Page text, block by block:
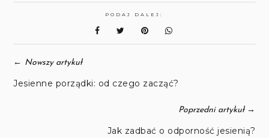
PODAJ DALEJ:
← Nowszy artykuł
Jesienne porządki: od czego zacząć?
Poprzedni artykuł→
Jak zadbać o odporność jesienią?